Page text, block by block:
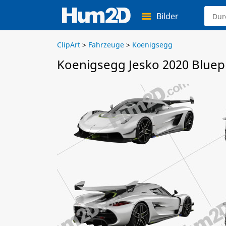
Bilder
ClipArt > Fahrzeuge > Koenigsegg
Koenigsegg Jesko 2020